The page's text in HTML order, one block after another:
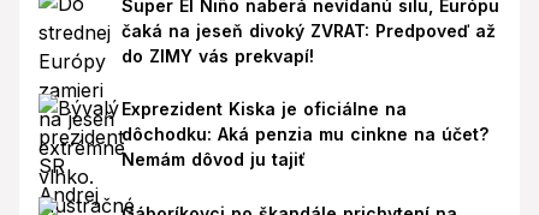
Super El Niño naberá nevídanú silu, Európu
čaká na jeseň divoký ZVRAT: Predpoveď až
do ZIMY vás prekvapí!
Exprezident Kiska je oficiálne na
dôchodku: Aká penzia mu cinkne na účet?
Nemám dôvod ju tajiť